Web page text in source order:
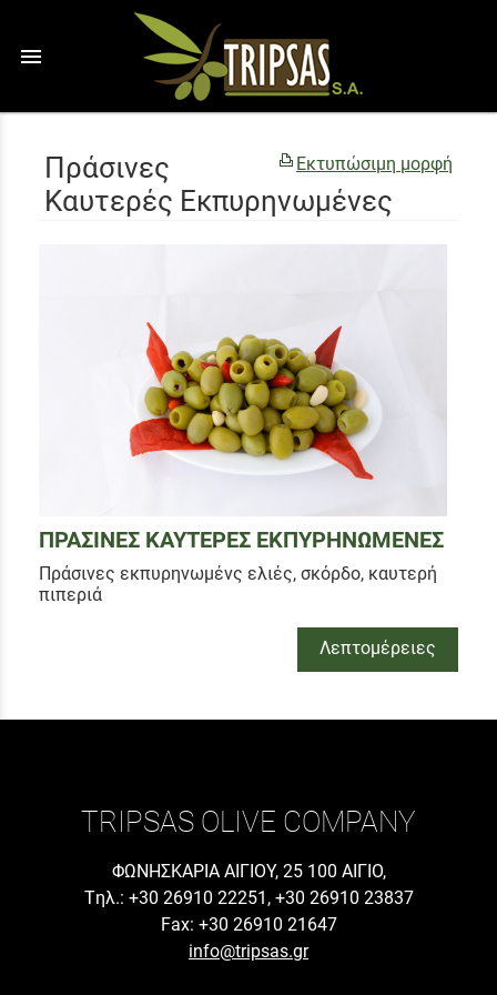
menu
Εκτυπώσιμη μορφή
Πράσινες
Καυτερές Εκπυρηνωμένες
ΠΡΑΣΙΝΕΣ ΚΑΥΤΕΡΕΣ ΕΚΠΥΡΗΝΩΜΕΝΕΣ
Πράσινες εκπυρηνωμένς ελιές, σκόρδο, καυτερή
πιπεριά
Λεπτομέρειες
TRIPSAS OLIVE COMPANY
ΦΩΝΗΣΚΑΡΙΑ ΑΙΓΙΟΥ, 25 100 ΑΙΓΙΟ,
Tηλ.: +30 26910 22251, +30 26910 23837
Fax: +30 26910 21647
info@tripsas.gr